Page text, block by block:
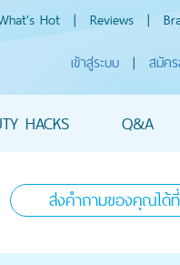
Hot | Reviews |
เข้าสู่ระบบ | สมัค
HACKS Q&A
ส่งคำถามของคุณได้